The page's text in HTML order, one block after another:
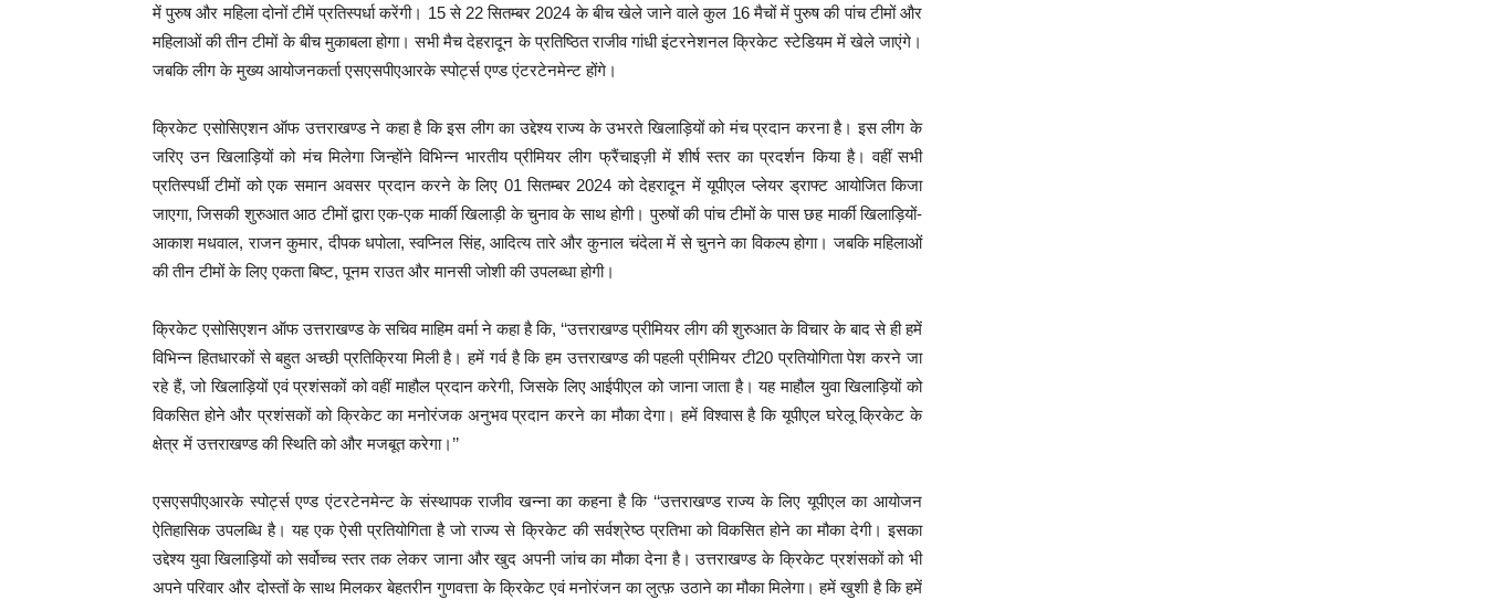
में पुरुष और महिला दोनों टीमें प्रतिस्पर्धा करेंगी। 15 से 22 सितम्बर 2024 के बीच खेले जाने वाले कुल 16 मैचों में पुरुष की पांच टीमों और
महिलाओं की तीन टीमों के बीच मुकाबला होगा। सभी मैच देहरादून के प्रतिष्ठित राजीव गांधी इंटरनेशनल क्रिकेट स्टेडियम में खेले जाएंगे।
जबकि लीग के मुख्य आयोजनकर्ता एसएसपीएआरके स्पोर्ट्स एण्ड एंटरटेनमेन्ट होंगे।
क्रिकेट एसोसिएशन ऑफ उत्तराखण्ड ने कहा है कि इस लीग का उद्देश्य राज्य के उभरते खिलाड़ियों को मंच प्रदान करना है। इस लीग के
जरिए उन खिलाड़ियों को मंच मिलेगा जिन्होंने विभिन्न भारतीय प्रीमियर लीग फ्रैंचाइज़ी में शीर्ष स्तर का प्रदर्शन किया है। वहीं सभी
प्रतिस्पर्धी टीमों को एक समान अवसर प्रदान करने के लिए 01 सितम्बर 2024 को देहरादून में यूपीएल प्लेयर ड्राफ्ट आयोजित किजा
जाएगा, जिसकी शुरुआत आठ टीमों द्वारा एक-एक मार्की खिलाड़ी के चुनाव के साथ होगी। पुरुषों की पांच टीमों के पास छह मार्की खिलाड़ियों-
आकाश मधवाल, राजन कुमार, दीपक धपोला, स्वप्निल सिंह, आदित्य तारे और कुनाल चंदेला में से चुनने का विकल्प होगा। जबकि महिलाओं
की तीन टीमों के लिए एकता बिष्ट, पूनम राउत और मानसी जोशी की उपलब्धा होगी।
क्रिकेट एसोसिएशन ऑफ उत्तराखण्ड के सचिव माहिम वर्मा ने कहा है कि, ‘‘उत्तराखण्ड प्रीमियर लीग की शुरुआत के विचार के बाद से ही हमें
विभिन्न हितधारकों से बहुत अच्छी प्रतिक्रिया मिली है। हमें गर्व है कि हम उत्तराखण्ड की पहली प्रीमियर टी20 प्रतियोगिता पेश करने जा
रहे हैं, जो खिलाड़ियों एवं प्रशंसकों को वहीं माहौल प्रदान करेगी, जिसके लिए आईपीएल को जाना जाता है। यह माहौल युवा खिलाड़ियों को
विकसित होने और प्रशंसकों को क्रिकेट का मनोरंजक अनुभव प्रदान करने का मौका देगा। हमें विश्वास है कि यूपीएल घरेलू क्रिकेट के
क्षेत्र में उत्तराखण्ड की स्थिति को और मजबूत करेगा।’’
एसएसपीएआरके स्पोर्ट्स एण्ड एंटरटेनमेन्ट के संस्थापक राजीव खन्ना का कहना है कि ‘‘उत्तराखण्ड राज्य के लिए यूपीएल का आयोजन
ऐतिहासिक उपलब्धि है। यह एक ऐसी प्रतियोगिता है जो राज्य से क्रिकेट की सर्वश्रेष्ठ प्रतिभा को विकसित होने का मौका देगी। इसका
उद्देश्य युवा खिलाड़ियों को सर्वोच्च स्तर तक लेकर जाना और खुद अपनी जांच का मौका देना है। उत्तराखण्ड के क्रिकेट प्रशंसकों को भी
अपने परिवार और दोस्तों के साथ मिलकर बेहतरीन गुणवत्ता के क्रिकेट एवं मनोरंजन का लुत्फ़ उठाने का मौका मिलेगा। हमें खुशी है कि हमें